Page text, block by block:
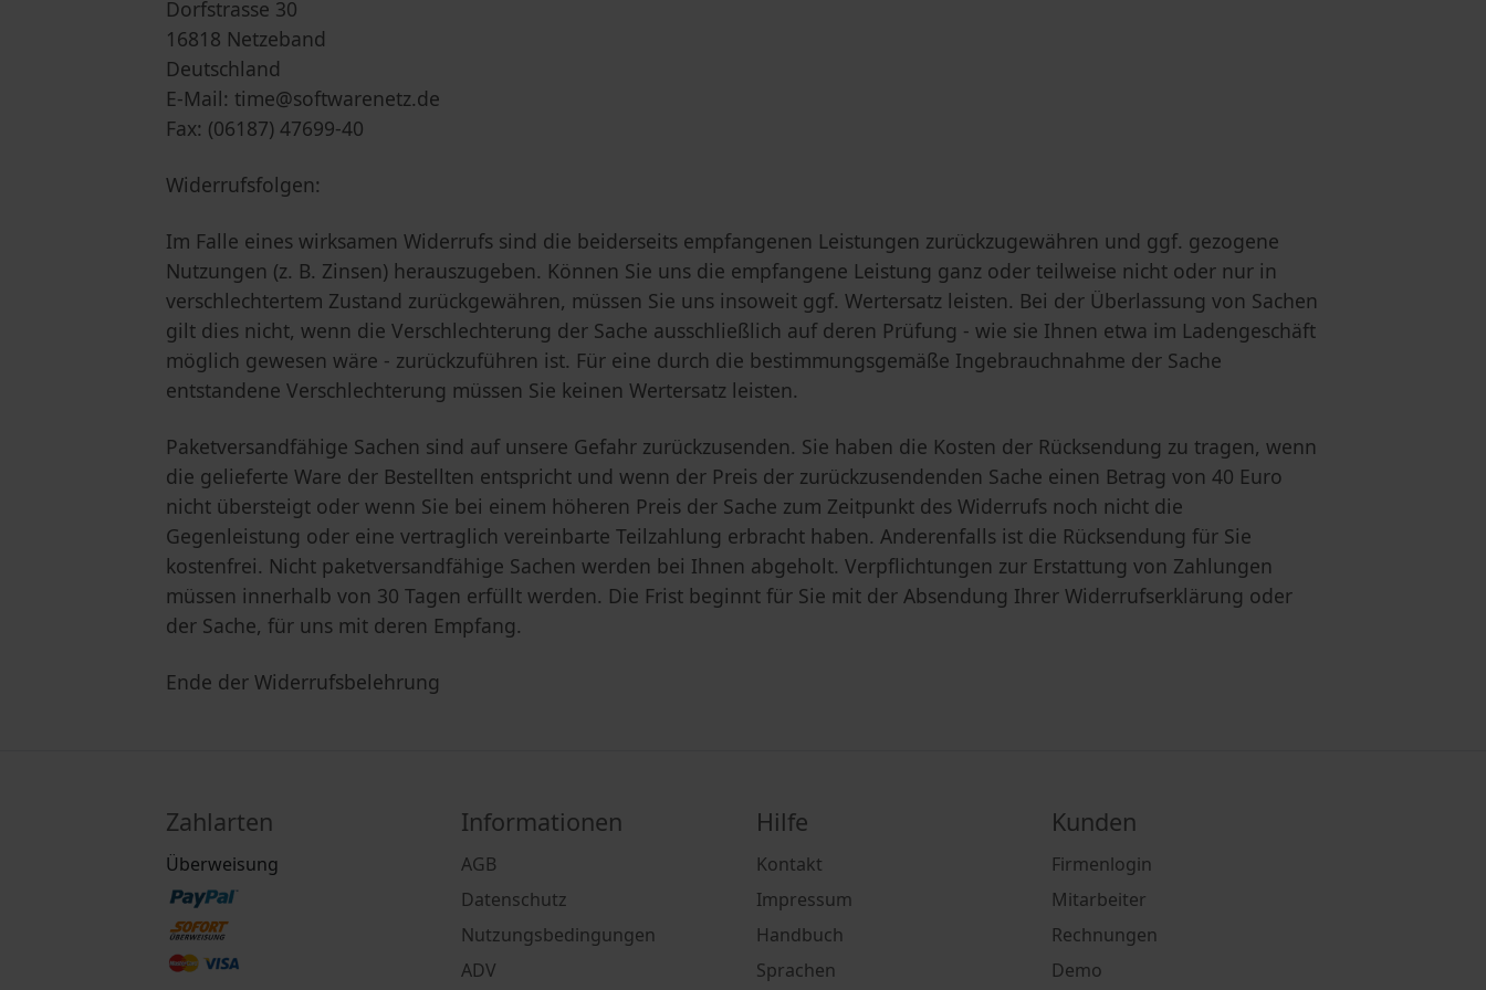
Dorfstrasse 30
16818 Netzeband
Deutschland
E-Mail: time@softwarenetz.de
Fax: (06187) 47699-40
Widerrufsfolgen:
Im Falle eines wirksamen Widerrufs sind die beiderseits empfangenen Leistungen zurückzugewähren und ggf. gezogene
Nutzungen (z. B. Zinsen) herauszugeben. Können Sie uns die empfangene Leistung ganz oder teilweise nicht oder nur in
verschlechtertem Zustand zurückgewähren, müssen Sie uns insoweit ggf. Wertersatz leisten. Bei der Überlassung von Sachen
gilt dies nicht, wenn die Verschlechterung der Sache ausschließlich auf deren Prüfung - wie sie Ihnen etwa im Ladengeschäft
möglich gewesen wäre - zurückzuführen ist. Für eine durch die bestimmungsgemäße Ingebrauchnahme der Sache
entstandene Verschlechterung müssen Sie keinen Wertersatz leisten.
Paketversandfähige Sachen sind auf unsere Gefahr zurückzusenden. Sie haben die Kosten der Rücksendung zu tragen, wenn
die gelieferte Ware der Bestellten entspricht und wenn der Preis der zurückzusendenden Sache einen Betrag von 40 Euro
nicht übersteigt oder wenn Sie bei einem höheren Preis der Sache zum Zeitpunkt des Widerrufs noch nicht die
Gegenleistung oder eine vertraglich vereinbarte Teilzahlung erbracht haben. Anderenfalls ist die Rücksendung für Sie
kostenfrei. Nicht paketversandfähige Sachen werden bei Ihnen abgeholt. Verpflichtungen zur Erstattung von Zahlungen
müssen innerhalb von 30 Tagen erfüllt werden. Die Frist beginnt für Sie mit der Absendung Ihrer Widerrufserklärung oder
der Sache, für uns mit deren Empfang.
Ende der Widerrufsbelehrung
Zahlarten
Überweisung
Informationen
AGB
Datenschutz
Nutzungsbedingungen
ADV
Hilfe
Kontakt
Impressum
Handbuch
Sprachen
Kunden
Firmenlogin
Mitarbeiter
Rechnungen
Demo